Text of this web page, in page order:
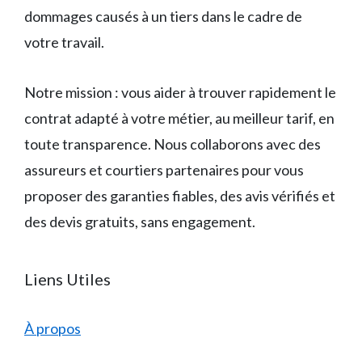
dommages causés à un tiers dans le cadre de
votre travail.
Notre mission : vous aider à trouver rapidement le
contrat adapté à votre métier, au meilleur tarif, en
toute transparence. Nous collaborons avec des
assureurs et courtiers partenaires pour vous
proposer des garanties fiables, des avis vérifiés et
des devis gratuits, sans engagement.
Liens Utiles
À propos